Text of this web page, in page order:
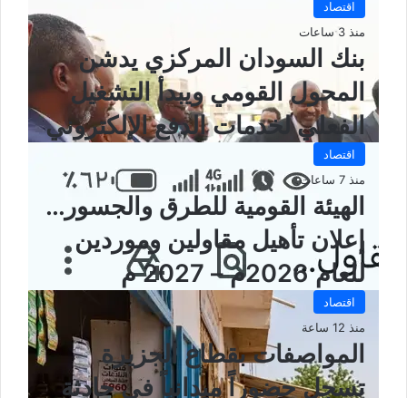
اقتصاد
منذ 3 ساعات
بنك السودان المركزي يدشن
المحول القومي ويبدأ التشغيل
الفعلي لخدمات الدفع الإلكتروني
اقتصاد
منذ 7 ساعات
الهيئة القومية للطرق والجسور…
إعلان تأهيل مقاولين وموردين
للعام 2026م – 2027 م
اقتصاد
منذ 12 ساعة
المواصفات بقطاع الجزيرة
تسجل حضوراً ميدانياً في حادثة